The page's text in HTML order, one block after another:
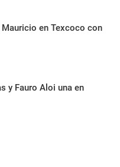
en Texcoco con
y Fauro Aloi una en